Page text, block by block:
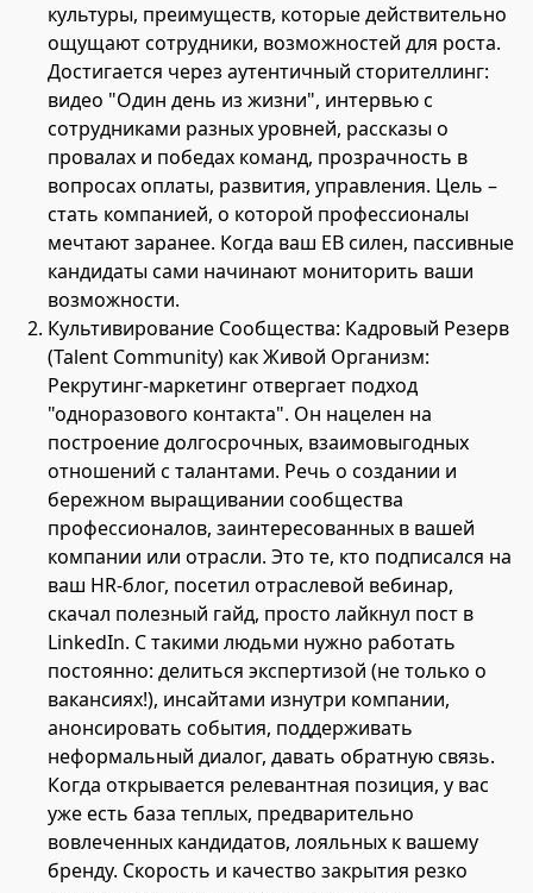
культуры, преимуществ, которые действительно
ощущают сотрудники, возможностей для роста.
Достигается через аутентичный сторителлинг:
видео "Один день из жизни", интервью с
сотрудниками разных уровней, рассказы о
провалах и победах команд, прозрачность в
вопросах оплаты, развития, управления. Цель –
стать компанией, о которой профессионалы
мечтают заранее. Когда ваш EB силен, пассивные
кандидаты сами начинают мониторить ваши
возможности.
Культивирование Сообщества: Кадровый Резерв
(Talent Community) как Живой Организм:
Рекрутинг-маркетинг отвергает подход
"одноразового контакта". Он нацелен на
построение долгосрочных, взаимовыгодных
отношений с талантами. Речь о создании и
бережном выращивании сообщества
профессионалов, заинтересованных в вашей
компании или отрасли. Это те, кто подписался на
ваш HR-блог, посетил отраслевой вебинар,
скачал полезный гайд, просто лайкнул пост в
LinkedIn. С такими людьми нужно работать
постоянно: делиться экспертизой (не только о
вакансиях!), инсайтами изнутри компании,
анонсировать события, поддерживать
неформальный диалог, давать обратную связь.
Когда открывается релевантная позиция, у вас
уже есть база теплых, предварительно
вовлеченных кандидатов, лояльных к вашему
бренду. Скорость и качество закрытия резко